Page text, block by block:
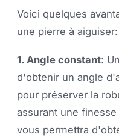
Voici quelques
une pierre à aiguiser:
1. Angle constant:
d'obtenir un angle
pour préserver la
assurant une
vous permettra